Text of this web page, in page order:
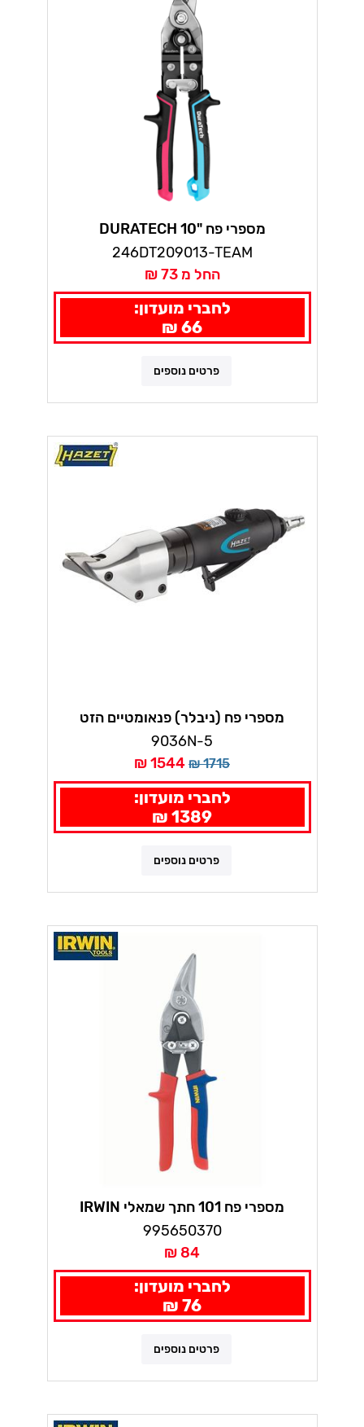
מספרי פח "10 DURATECH
246DT209013-TEAM
החל מ 73 ₪
לחברי מועדון:
66 ₪
פרטים נוספים
מספרי פח (ניבלר) פנאומטיים הזט
9036N-5
1715 ₪
1544 ₪
לחברי מועדון:
1389 ₪
פרטים נוספים
מספרי פח 101 חתך שמאלי IRWIN
995650370
84 ₪
לחברי מועדון:
76 ₪
פרטים נוספים